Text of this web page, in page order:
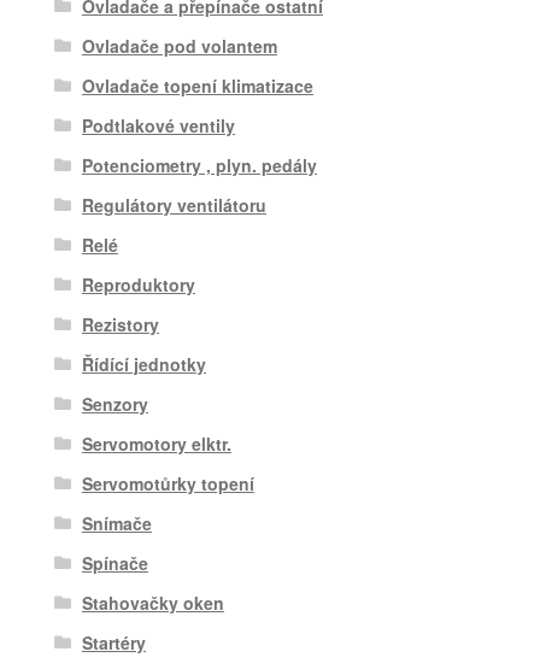
Ovladače a přepínače ostatní
Ovladače pod volantem
Ovladače topení klimatizace
Podtlakové ventily
Potenciometry , plyn. pedály
Regulátory ventilátoru
Relé
Reproduktory
Rezistory
Řídící jednotky
Senzory
Servomotory elktr.
Servomotůrky topení
Snímače
Spínače
Stahovačky oken
Startéry